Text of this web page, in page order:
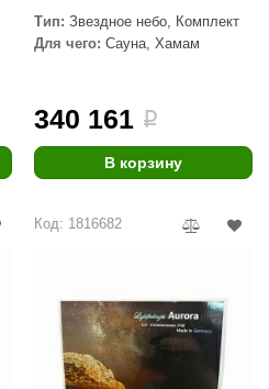
Тип: Звездное небо, Комплект
Для чего: Сауна, Хамам
340 161 i
В корзину
Код: 1816682